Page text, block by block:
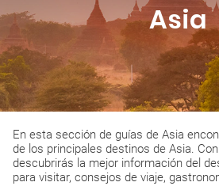
Asia
En esta sección de guías de Asia
de los principales destinos de Asia.
descubrirás la mejor información del
para visitar, consejos de viaje,